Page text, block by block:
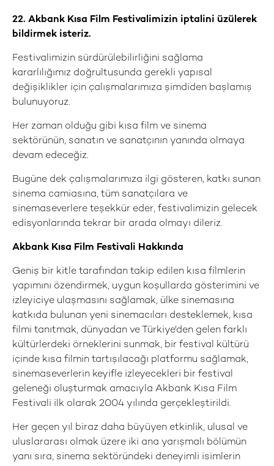
22. Akbank Kısa Film Festivalimizin iptalini üzülerek
bildirmek isteriz.
Festivalimizin sürdürülebilirliğini sağlama
kararlılığımız doğrultusunda gerekli yapısal
değişiklikler için çalışmalarımıza şimdiden başlamış
bulunuyoruz.
Her zaman olduğu gibi kısa film ve sinema
sektörünün, sanatın ve sanatçının yanında olmaya
devam edeceğiz.
Bugüne dek çalışmalarımıza ilgi gösteren, katkı sunan
sinema camiasına, tüm sanatçılara ve
sinemaseverlere teşekkür eder, festivalimizin gelecek
edisyonlarında tekrar bir arada olmayı dileriz.
Akbank Kısa Film Festivali Hakkında
Geniş bir kitle tarafından takip edilen kısa filmlerin
yapımını özendirmek, uygun koşullarda gösterimini ve
izleyiciye ulaşmasını sağlamak, ülke sinemasına
katkıda bulunan yeni sinemacıları desteklemek, kısa
filmi tanıtmak, dünyadan ve Türkiye'den gelen farklı
kültürlerdeki örneklerini sunmak, bir festival kültürü
içinde kısa filmin tartışılacağı platformu sağlamak,
sinemaseverlerin keyifle izleyecekleri bir festival
geleneği oluşturmak amacıyla Akbank Kısa Film
Festivali ilk olarak 2004 yılında gerçekleştirildi.
Her geçen yıl biraz daha büyüyen etkinlik, ulusal ve
uluslararası olmak üzere iki ana yarışmalı bölümün
yanı sıra, sinema sektöründeki deneyimli isimlerin